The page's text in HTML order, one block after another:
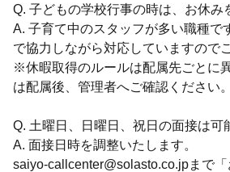
Q. 子どもの学校行事の時は、お休み
A. 子育て中のスタッフが多い職種で
で協力しながら対応していますので
※休暇取得のルールは配属先ごとに
は配属後、管理者へご確認ください。
Q. 土曜日、日曜日、祝日の面接は可
A. 面接日時を調整いたします。
saiyo-callcenter@solasto.co.jpまで